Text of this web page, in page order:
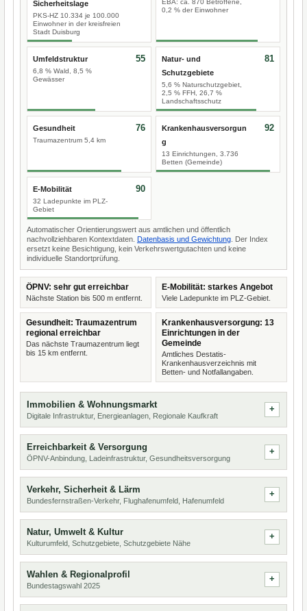
Sicherheitslage
PKS-HZ 10.334 je 100.000
Einwohner in der kreisfreien
Stadt Duisburg
EBA: ca. 870 Betroffene,
0,2 % der Einwohner
Umfeldstruktur
6,8 % Wald, 8,5 %
Gewässer
55
Natur- und
Schutzgebiete
5,6 % Naturschutzgebiet,
2,5 % FFH, 26,7 %
Landschaftsschutz
81
Gesundheit
Traumazentrum 5,4 km
76
Krankenhausversorgun
g
13 Einrichtungen, 3.736
Betten (Gemeinde)
92
E-Mobilität
32 Ladepunkte im PLZ-
Gebiet
90
Automatischer Orientierungswert aus amtlichen und öffentlich
nachvollziehbaren Kontextdaten. Datenbasis und Gewichtung . Der Index
ersetzt keine Besichtigung, kein Verkehrswertgutachten und keine
individuelle Standortprüfung.
ÖPNV: sehr gut erreichbar
Nächste Station bis 500 m entfernt.
E-Mobilität: starkes Angebot
Viele Ladepunkte im PLZ-Gebiet.
Gesundheit: Traumazentrum
regional erreichbar
Das nächste Traumazentrum liegt
bis 15 km entfernt.
Krankenhausversorgung: 13
Einrichtungen in der
Gemeinde
Amtliches Destatis-
Krankenhausverzeichnis mit
Betten- und Notfallangaben.
Immobilien & Wohnungsmarkt
Digitale Infrastruktur, Energieanlagen, Regionale Kaufkraft
Erreichbarkeit & Versorgung
ÖPNV-Anbindung, Ladeinfrastruktur, Gesundheitsversorgung
Verkehr, Sicherheit & Lärm
Bundesfernstraßen-Verkehr, Flughafenumfeld, Hafenumfeld
Natur, Umwelt & Kultur
Kulturumfeld, Schutzgebiete, Schutzgebiete Nähe
Wahlen & Regionalprofil
Bundestagswahl 2025